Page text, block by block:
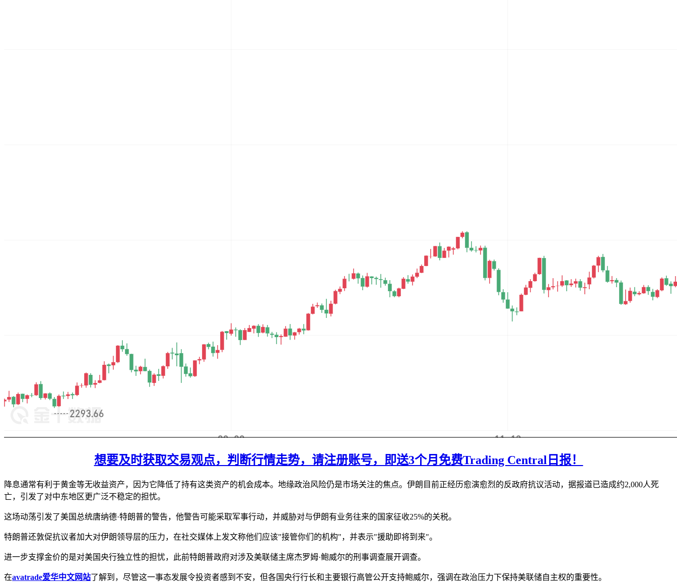
想要及时获取交易观点，判断行情走势，请注册账号，即送3个月免费Trading Central日报！
降息通常有利于黄金等无收益资产，因为它降低了持有这类资产的机会成本。地缘政治风险仍是市场关注的焦点。伊朗目前正经历愈演愈烈的反政府抗议活动，据报道已造成约2,000人死
亡，引发了对中东地区更广泛不稳定的担忧。
这场动荡引发了美国总统唐纳德·特朗普的警告，他警告可能采取军事行动，并威胁对与伊朗有业务往来的国家征收25%的关税。
特朗普还敦促抗议者加大对伊朗领导层的压力，在社交媒体上发文称他们应该"接管你们的机构"，并表示"援助即将到来"。
进一步支撑金价的是对美国央行独立性的担忧，此前特朗普政府对涉及美联储主席杰罗姆·鲍威尔的刑事调查展开调查。
在avatrade爱华中文网站了解到，尽管这一事态发展令投资者感到不安，但各国央行行长和主要银行高管公开支持鲍威尔，强调在政治压力下保持美联储自主权的重要性。